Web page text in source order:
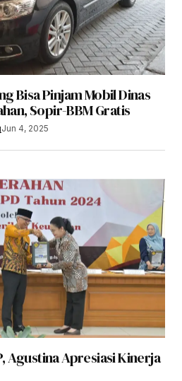
Bisa Pinjam Mobil Dinas
Sopir-BBM Gratis
Jun 4, 2025
Agustina Apresiasi Kinerja